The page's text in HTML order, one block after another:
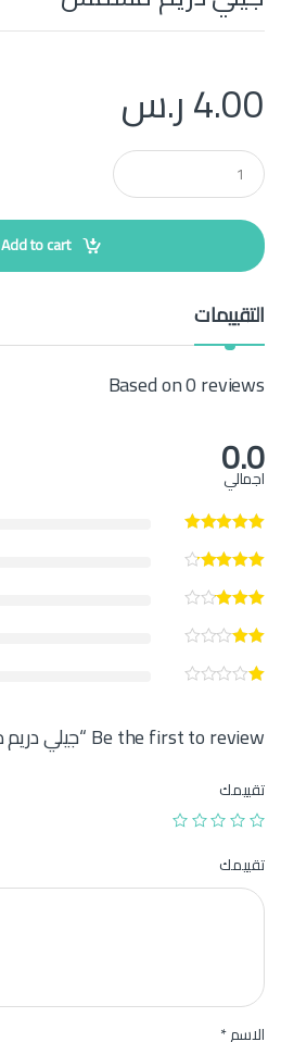
4.00ر.س
Q
u
a
t
i
Add to cart
التقييمات
Based on 0 reviews
0.0
اجمالي
Be the first to review “جيلي دريم مشمش”
تقييمك
تقييمك
الاسم*